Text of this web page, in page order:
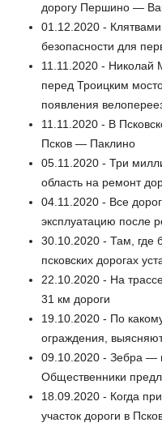
дорогу Першино —
01.12.2020 -
безопасности для
11.11.2020 - Николай
перед Троицким
появления
11.11.2020 - В
Псков — Паклино
05.11.2020 - Три
область на ремонт
04.11.2020 - Все
эксплуатацию после
30.10.2020 - Там, где
псковских дорогах
22.10.2020 - На
31 км дороги
19.10.2020 - По
ограждения,
09.10.2020 - Зебра —
Общественники
18.09.2020 - Когда
участок дороги в